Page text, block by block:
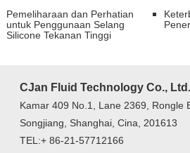
Pemeliharaan dan Perhatian
untuk Penggunaan Selang
Silicone Tekanan Tinggi
CJan Fluid Technology Co., Ltd.
Kamar 409 No.1, Lane 2369, Rongle
Songjiang, Shanghai, Cina, 201613
TEL:+ 86-21-57712166